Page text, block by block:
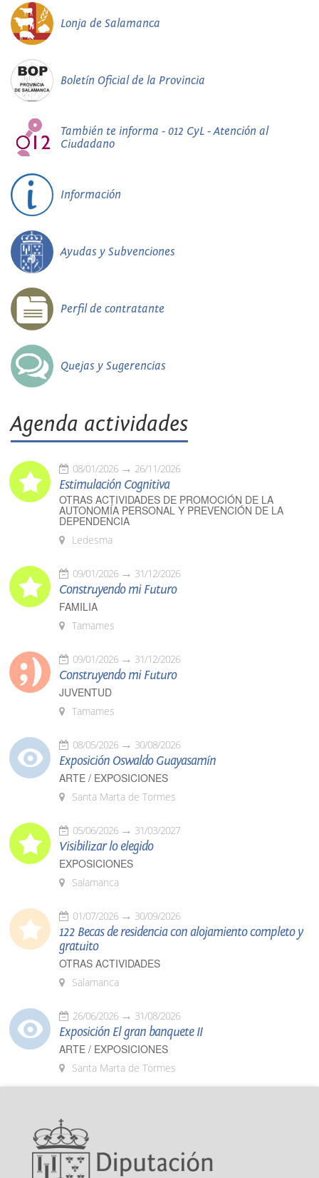
Lonja de Salamanca
Boletín Oficial de la Provincia
También te informa - 012 CyL - Atención al
Ciudadano
Información
Ayudas y Subvenciones
Perfil de contratante
Quejas y Sugerencias
Agenda actividades
08/01/2026 26/11/2026
Estimulación Cognitiva
OTRAS ACTIVIDADES DE PROMOCIÓN DE LA
AUTONOMÍA PERSONAL Y PREVENCIÓN DE LA
DEPENDENCIA
Ledesma
09/01/2026 31/12/2026
Construyendo mi Futuro
FAMILIA
Tamames
09/01/2026 31/12/2026
Construyendo mi Futuro
JUVENTUD
Tamames
08/05/2026 30/08/2026
Exposición Oswaldo Guayasamín
ARTE / EXPOSICIONES
Santa Marta de Tormes
05/06/2026 31/03/2027
Visibilizar lo elegido
EXPOSICIONES
Salamanca
01/07/2026 30/09/2026
122 Becas de residencia con alojamiento completo y
gratuito
OTRAS ACTIVIDADES
Salamanca
26/06/2026 31/08/2026
Exposición El gran banquete II
ARTE / EXPOSICIONES
Santa Marta de Tormes